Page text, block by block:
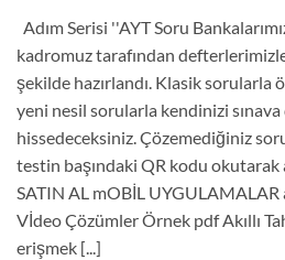
Adım Serisi ''AYT Soru
kadromuz tarafından
şekilde hazırlandı. Klasik sorularla
yeni nesil sorularla kendinizi sınava
hissedeceksiniz. Çözemediğiniz
testin başındaki QR kodu okutarak
SATIN AL mOBİL UYGULAMALAR
Vİdeo Çözümler Örnek pdf Akıllı
erişmek [...]